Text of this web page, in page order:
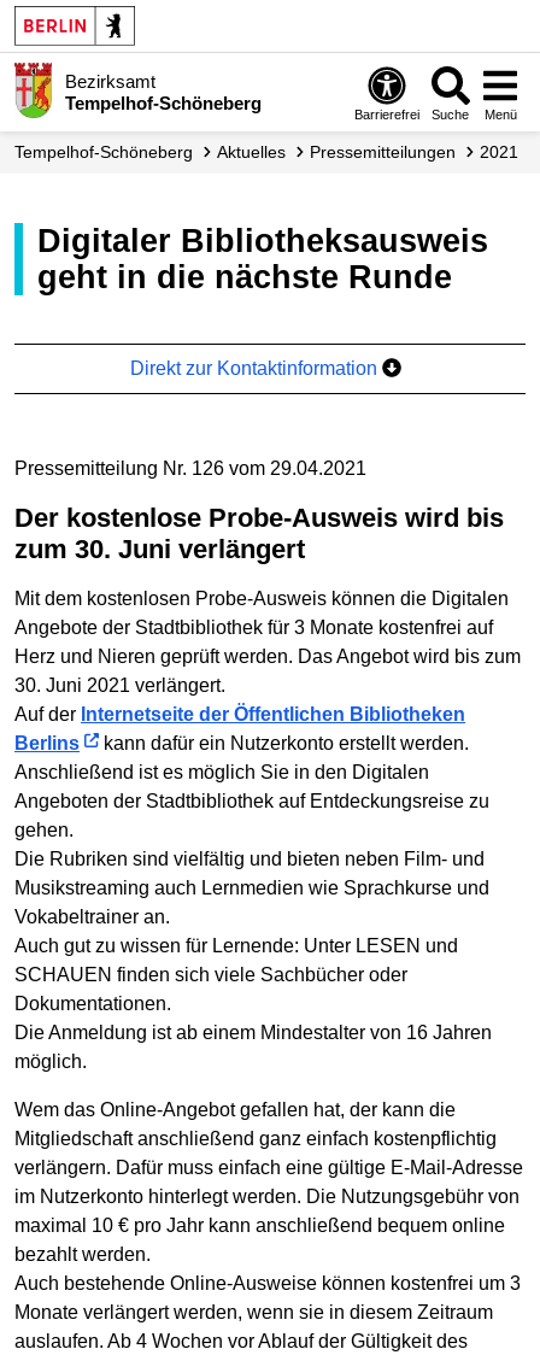
Bezirksamt
Tempelhof-Schöneberg
Barrierefrei Suche Menü
Tempelhof-Schöneberg Aktuelles Presse­mitteilungen 2021
Digitaler Bibliotheksausweis
geht in die nächste Runde
Direkt zur Kontaktinformation
Pressemitteilung Nr. 126 vom 29.04.2021
Der kostenlose Probe-Ausweis wird bis
zum 30. Juni verlängert
Mit dem kostenlosen Probe-Ausweis können die Digitalen
Angebote der Stadtbibliothek für 3 Monate kostenfrei auf
Herz und Nieren geprüft werden. Das Angebot wird bis zum
30. Juni 2021 verlängert.
Auf der Internetseite der Öffentlichen Bibliotheken
Berlins
kann dafür ein Nutzerkonto erstellt werden.
Anschließend ist es möglich Sie in den Digitalen
Angeboten der Stadtbibliothek auf Entdeckungsreise zu
gehen.
Die Rubriken sind vielfältig und bieten neben Film- und
Musikstreaming auch Lernmedien wie Sprachkurse und
Vokabeltrainer an.
Auch gut zu wissen für Lernende: Unter LESEN und
SCHAUEN finden sich viele Sachbücher oder
Dokumentationen.
Die Anmeldung ist ab einem Mindestalter von 16 Jahren
möglich.
Wem das Online-Angebot gefallen hat, der kann die
Mitgliedschaft anschließend ganz einfach kostenpflichtig
verlängern. Dafür muss einfach eine gültige E-Mail-Adresse
im Nutzerkonto hinterlegt werden. Die Nutzungsgebühr von
maximal 10 € pro Jahr kann anschließend bequem online
bezahlt werden.
Auch bestehende Online-Ausweise können kostenfrei um 3
Monate verlängert werden, wenn sie in diesem Zeitraum
auslaufen. Ab 4 Wochen vor Ablauf der Gültigkeit des